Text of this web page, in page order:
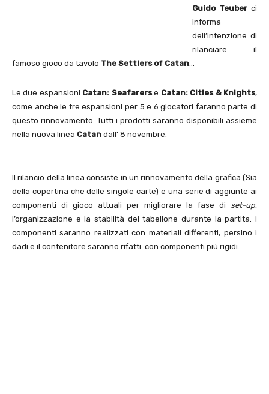
Guido Teuber ci
informa
dell’intenzione di
rilanciare il
famoso gioco da tavolo The Settlers of Catan…
Le due espansioni Catan: Seafarerse Catan: Cities & Knights,
come anche le tre espansioni per 5 e 6 giocatori faranno parte di
questo rinnovamento. Tutti i prodotti saranno disponibili assieme
nella nuova linea Catan dall’ 8 novembre.
Il rilancio della linea consiste in un rinnovamento della grafica (Sia
della copertina che delle singole carte) e una serie di aggiunte ai
componenti di gioco attuali per migliorare la fase di set-up,
l’organizzazione e la stabilità del tabellone durante la partita. I
componenti saranno realizzati con materiali differenti, persino i
dadi e il contenitore saranno rifatti con componenti più rigidi.